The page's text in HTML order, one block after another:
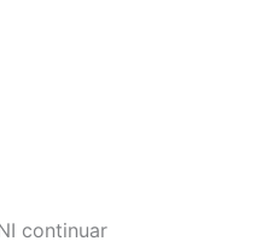
continuar